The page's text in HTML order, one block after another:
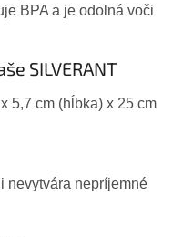
BPA a je odolná voči
SILVERANT
5,7 cm (hĺbka) x 25 cm
nevytvára nepríjemné